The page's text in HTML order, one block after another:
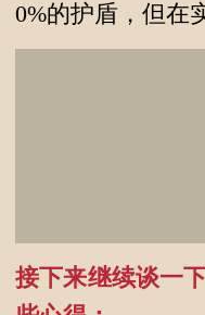
0%的护盾，但在
接下来继续谈一